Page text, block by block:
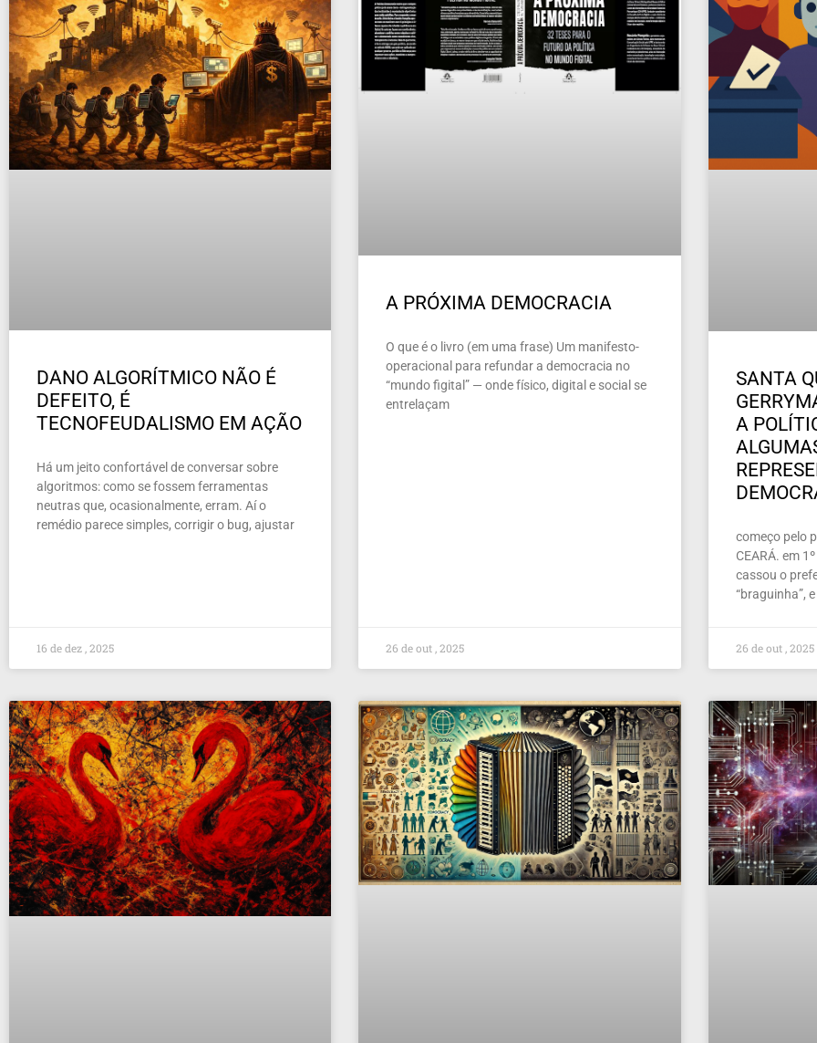
DANO ALGORÍTMICO NÃO É
DEFEITO, É
TECNOFEUDALISMO EM AÇÃO
Há um jeito confortável de conversar sobre
algoritmos: como se fossem ferramentas
neutras que, ocasionalmente, erram. Aí o
remédio parece simples, corrigir o bug, ajustar
16 de dez , 2025
A PRÓXIMA DEMOCRACIA
O que é o livro (em uma frase) Um manifesto-
operacional para refundar a democracia no
“mundo figital” — onde físico, digital e social se
entrelaçam
26 de out , 2025
SANTA
A
começo pelo
CEARÁ. em
cassou o
“braguinha”,
26 de out , 2025